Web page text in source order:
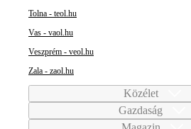
Tolna - teol.hu
Vas - vaol.hu
Veszprém - veol.hu
Zala - zaol.hu
Közélet
Gazdaság